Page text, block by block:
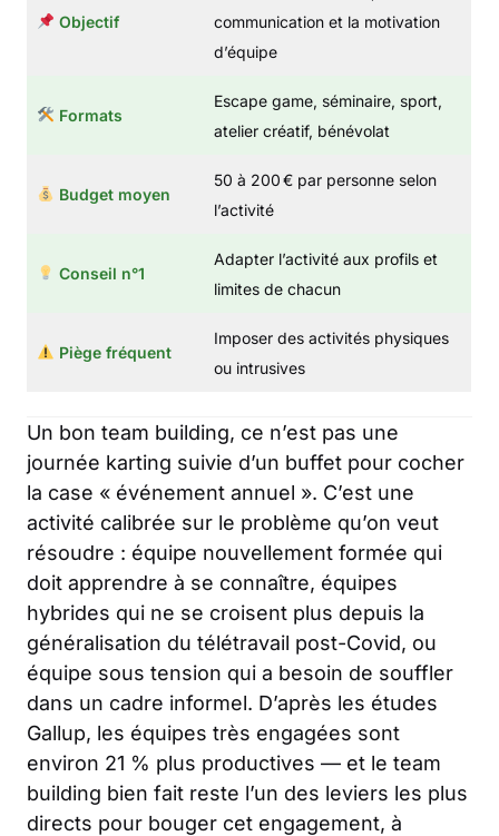
Objectif
communication et la motivation
d’équipe
Formats
Escape game, séminaire, sport,
atelier créatif, bénévolat
Budget moyen
50 à 200 € par personne selon
l’activité
Conseil n°1
Adapter l’activité aux profils et
limites de chacun
Piège fréquent
Imposer des activités physiques
ou intrusives
Un bon team building, ce n’est pas une
journée karting suivie d’un buffet pour cocher
la case « événement annuel ». C’est une
activité calibrée sur le problème qu’on veut
résoudre : équipe nouvellement formée qui
doit apprendre à se connaître, équipes
hybrides qui ne se croisent plus depuis la
généralisation du télétravail post-Covid, ou
équipe sous tension qui a besoin de souffler
dans un cadre informel. D’après les études
Gallup, les équipes très engagées sont
environ 21 % plus productives — et le team
building bien fait reste l’un des leviers les plus
directs pour bouger cet engagement, à